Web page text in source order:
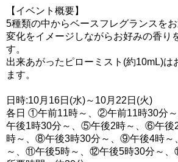
【イベント概要】
5種類の中からベースフレグランスを
変化をイメージしながらお好みの香り
す。
出来あがったピローミスト(約10mL)は
ます。
日時:10月16日(水)～10月22日(火)
各日 ①午前11時～、②午前11時30分
午後1時30分～、⑤午後2時～、⑥午後
時～、⑧午後3時30分～、⑨午後4時～
～、⑪午後5時～、⑫午後5時30分～、